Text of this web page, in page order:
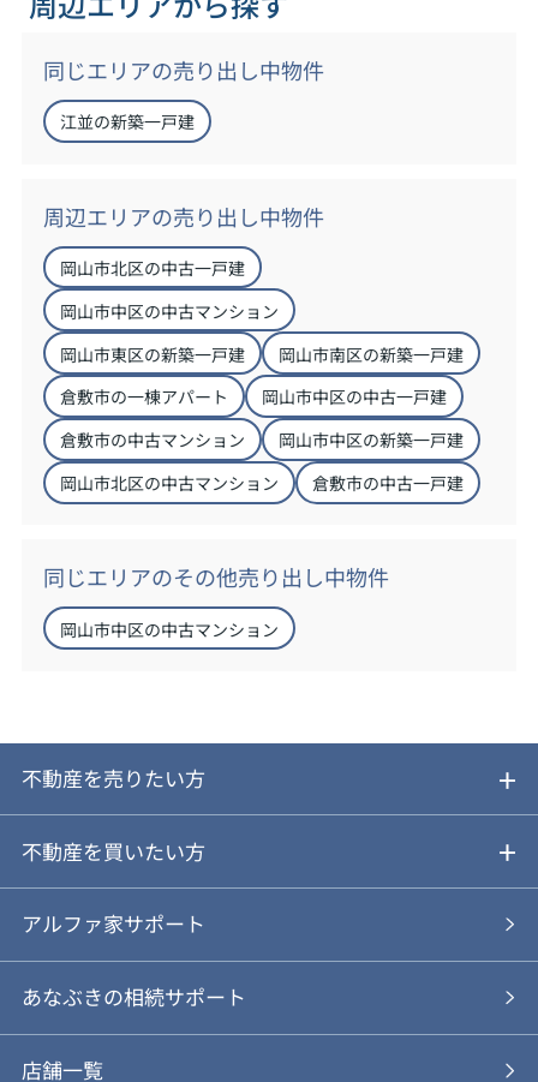
同じエリアの売り出し中物件
江並の新築一戸建
周辺エリアの売り出し中物件
岡山市北区の中古一戸建
岡山市中区の中古マンション
岡山市東区の新築一戸建
岡山市南区の新築一戸建
倉敷市の一棟アパート
岡山市中区の中古一戸建
倉敷市の中古マンション
岡山市中区の新築一戸建
岡山市北区の中古マンション
倉敷市の中古一戸建
同じエリアのその他売り出し中物件
岡山市中区の中古マンション
不動産を売りたい方
ご売却ガイド
ご売却の流れ
あなぶきの仲介
あなぶきの買取
不動産を買いたい方
ご購入ガイド
物件を探す
購入の流れ
アルファ家サポート
あなぶきの相続サポート
店舗一覧